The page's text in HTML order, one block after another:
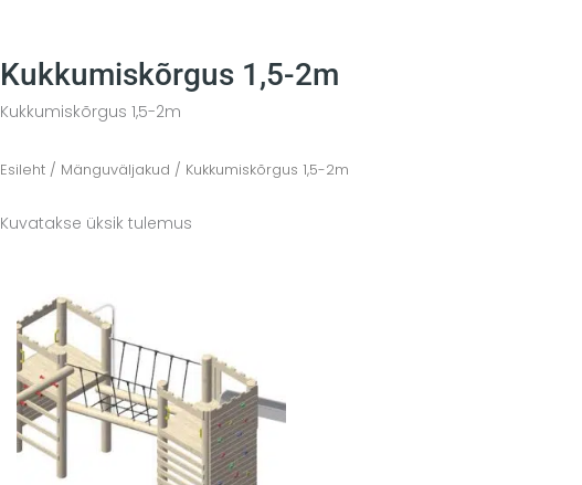
Kukkumiskõrgus 1,5-2m
Kukkumiskõrgus 1,5-2m
Esileht/ Mänguväljakud / Kukkumiskõrgus 1,5-2m
Kuvatakse üksik tulemus